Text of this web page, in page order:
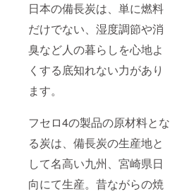
日本の備長炭は、単に燃料
だけでない、湿度調節や消
臭など人の暮らしを心地よ
くする底知れない力があり
ます。
フセロ4の製品の原材料とな
る炭は、備長炭の生産地と
して名高い九州、宮崎県日
向にて生産。昔ながらの焼